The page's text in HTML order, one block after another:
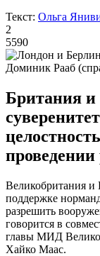
Текст: Ольга
2
5590
Доминик Рааб
Британия и
Великобритания и
поддержке
разрешить
говорится в
главы МИД
Хайко Маас.